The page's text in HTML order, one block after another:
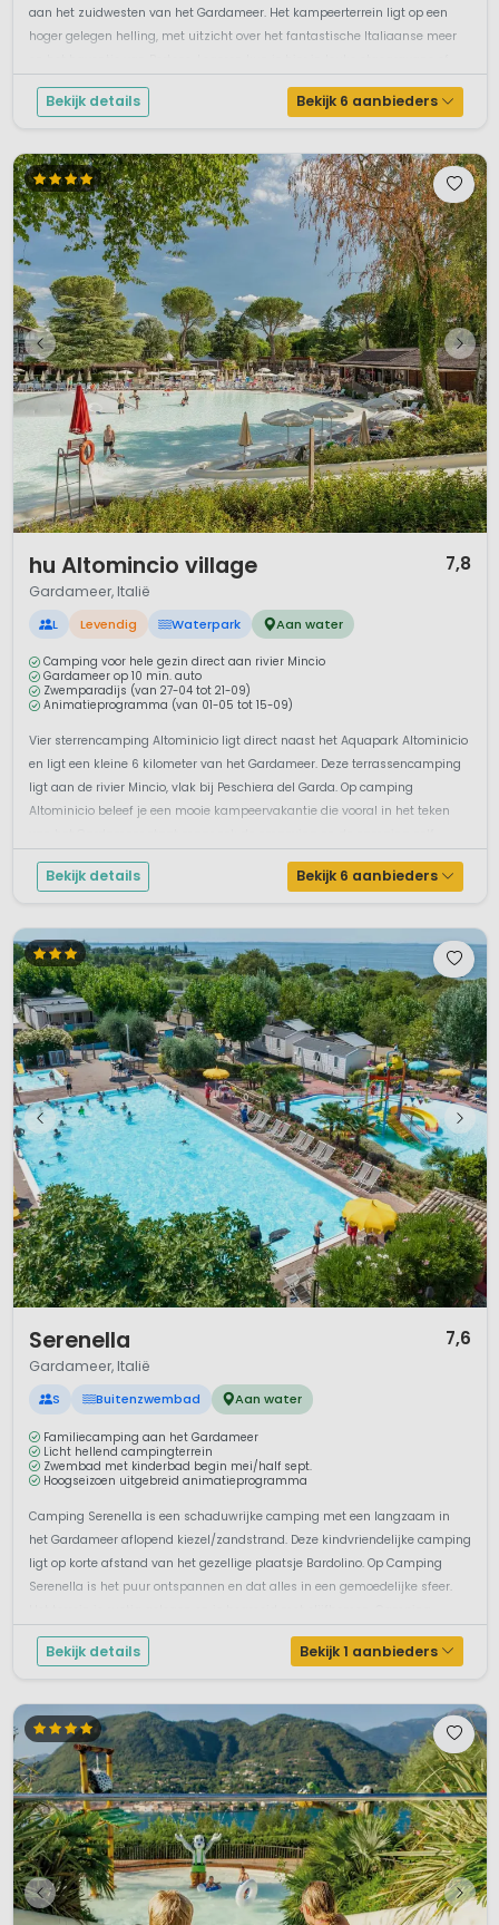
aan het zuidwesten van het Gardameer. Het kampeerterrein ligt op een
hoger gelegen helling, met uitzicht over het fantastische Italiaanse meer
bungal...
Bekijk details Bekijk 6 aanbieders
hu Altomincio village 7,8
Gardameer, Italië
L Levendig Waterpark Aan water
Camping voor hele gezin direct aan rivier Mincio
Gardameer op 10 min. auto
Zwemparadijs (van 27-04 tot 21-09)
Animatieprogramma (van 01-05 tot 15-09)
Vier sterrencamping Altominicio ligt direct naast het Aquapark Altominicio
en ligt een kleine 6 kilometer van het Gardameer. Deze terrassencamping
ligt aan de rivier Mincio, vlak bij Peschiera del Garda. Op camping
Altominicio beleef je een mooie kampeervakantie die vooral in het teken
Bekijk details Bekijk 6 aanbieders
Serenella 7,6
Gardameer, Italië
S Buitenzwembad Aan water
Familiecamping aan het Gardameer
Licht hellend campingterrein
Zwembad met kinderbad begin mei/half sept.
Hoogseizoen uitgebreid animatieprogramma
Camping Serenella is een schaduwrijke camping met een langzaam in
het Gardameer aflopend kiezel/zandstrand. Deze kindvriendelijke camping
ligt op korte afstand van het gezellige plaatsje Bardolino. Op Camping
Serenella is het puur ontspannen en dat alles in een gemoedelijke sfeer.
Bekijk details Bekijk 1 aanbieders